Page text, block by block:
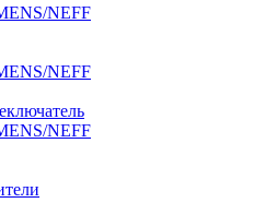
NEFF
NEFF
NEFF